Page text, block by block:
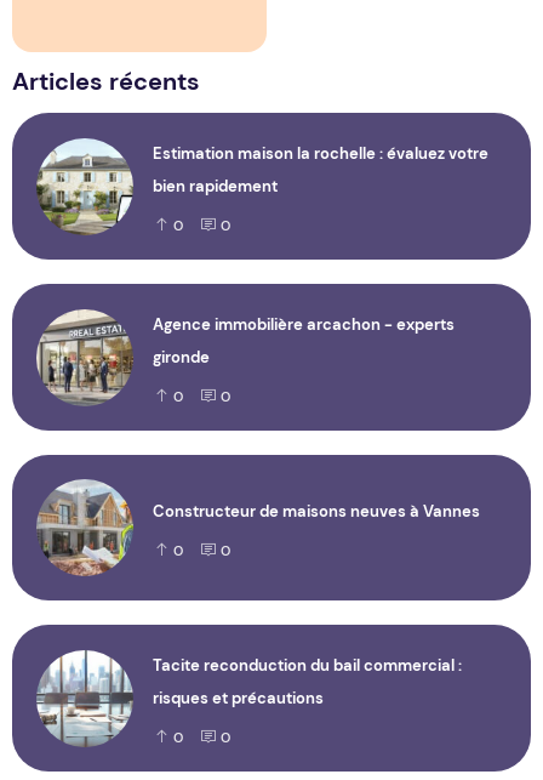
Articles récents
Estimation maison la rochelle : évaluez votre
bien rapidement
0 0
Agence immobilière arcachon - experts
gironde
0 0
Constructeur de maisons neuves à Vannes
0 0
Tacite reconduction du bail commercial :
risques et précautions
0 0